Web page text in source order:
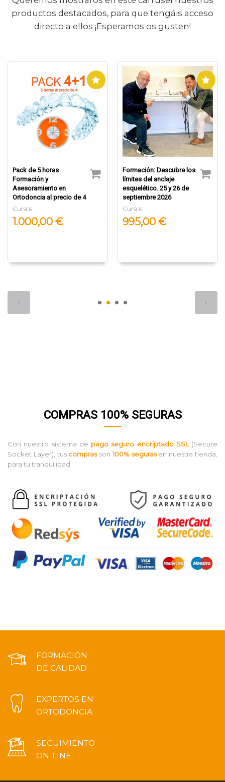
productos destacados, para que tengáis acceso
directo a ellos ¡Esperamos os gusten!
Formación: Descubre los
límites del anclaje
esquelético. 25 y 26 de
septiembre 2026
Cursos
995,00 €
Formación: Descubre los
límites del anclaje
esquelético. 6 y 7 de
noviembre 2026
Cursos
995,00 €
COMPRAS 100% SEGURAS
Con nuestro sistema de pago seguro encriptado SSL(Secure
Socket Layer), tus comprasson100% segurasen nuestra tienda,
para tu tranquilidad.
FORMACIÓN
DE CALIDAD
EXPERTOS EN
ORTODONCIA
SEGUIMIENTO
ON-LINE